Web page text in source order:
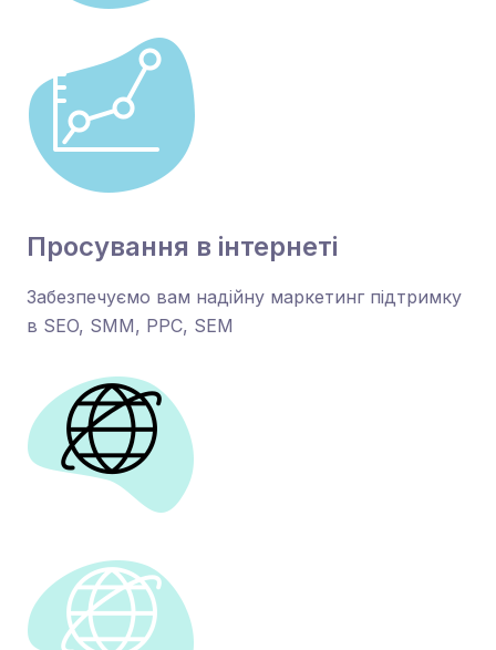
Просування в інтернеті
Забезпечуємо вам надійну маркетинг підтримку
в SEO, SMM, PPC, SEM